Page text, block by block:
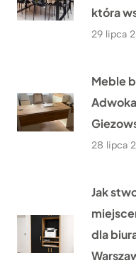
która
29 lipca
Meble
28 lipca
Jak
dla